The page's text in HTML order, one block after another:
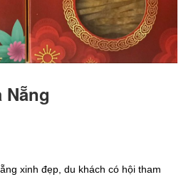
Nẵng
xinh đẹp, du khách có hội tham